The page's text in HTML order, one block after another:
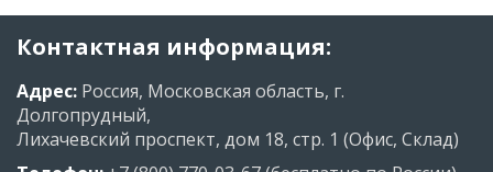
Контактная информация:
Адрес: Россия, Московская область, г.
Долгопрудный,
Лихачевский проспект, дом 18, стр. 1 (Офис, Склад)